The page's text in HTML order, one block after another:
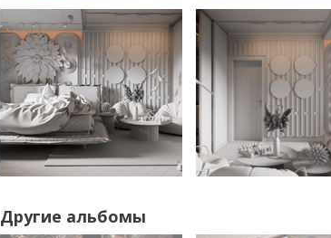
Другие альбомы